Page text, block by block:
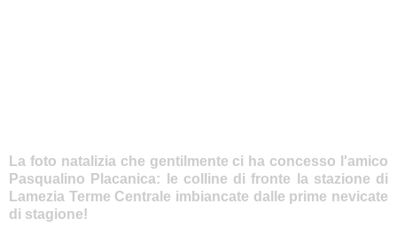
La foto natalizia che gentilmente ci ha concesso l'amico
Pasqualino Placanica: le colline di fronte la stazione di
Lamezia Terme Centrale imbiancate dalle prime nevicate
di stagione!